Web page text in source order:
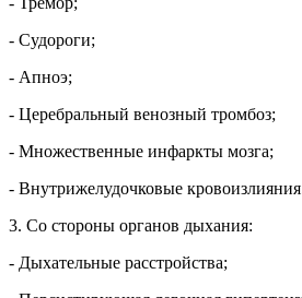
- Судороги;
- Апноэ;
- Церебральный венозный тромбоз;
- Множественные инфаркты мозга;
- Внутрижелудочковые
3. Со стороны органов дыхания:
- Дыхательные расстройства;